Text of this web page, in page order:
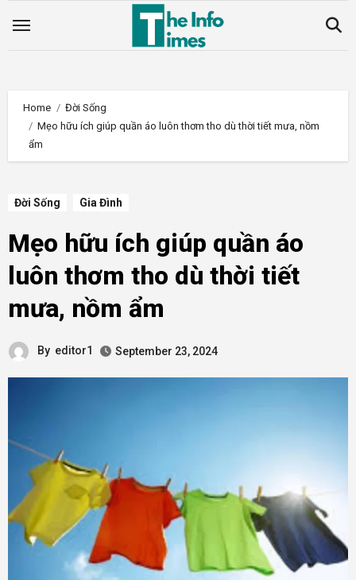
Home
Đời Sống
Mẹo hữu ích giúp quần áo luôn thơm tho dù thời tiết mưa, nồm
ẩm
Đời Sống Gia Đình
Mẹo hữu ích giúp quần áo
luôn thơm tho dù thời tiết
mưa, nồm ẩm
By editor1 September 23, 2024